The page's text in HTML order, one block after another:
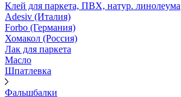
Клей для паркета, ПВХ, натур. линолеума
Adesiv (Италия)
Forbo (Германия)
Хомакол (Россия)
Лак для паркета
Масло
Шпатлевка
Фальшбалки